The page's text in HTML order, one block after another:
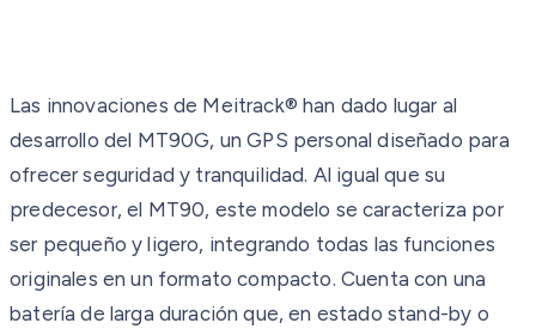
Las innovaciones de Meitrack® han dado lugar al
desarrollo del MT90G, un GPS personal diseñado para
ofrecer seguridad y tranquilidad. Al igual que su
predecesor, el MT90, este modelo se caracteriza por
ser pequeño y ligero, integrando todas las funciones
originales en un formato compacto. Cuenta con una
batería de larga duración que, en estado stand-by o